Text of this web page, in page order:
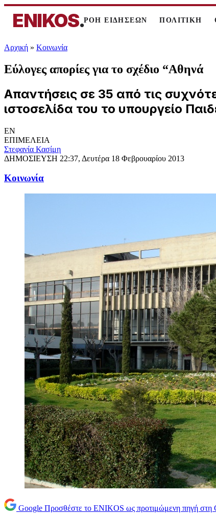
ENIKOS.ΡΟΗ ΕΙΔΗΣΕΩΝ ΠΟΛΙΤΙΚΗ
Αρχική » Κοινωνία
Εύλογες απορίες για το σχέδιο “Αθηνά
Aπαντήσεις σε 35 από τις
ιστοσελίδα του το υπουργείο
EN
ΕΠΙΜΕΛΕΙΑ
Στεφανία Κασίμη
ΔΗΜΟΣΙΕΥΣΗ 22:37, Δευτέρα 18 Φεβρουαρίου 2013
Κοινωνία
Google Προσθέστε το ENIKOS ως προτιμώμενη πηγή στη